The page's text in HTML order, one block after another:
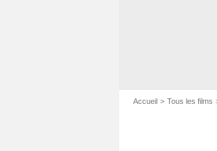
Accueil Tous les films